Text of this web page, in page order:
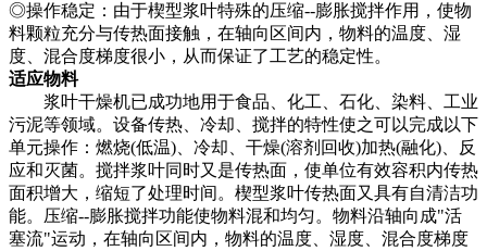
◎操作稳定：由于楔型浆叶特殊的压缩--膨胀搅拌作用，使物
料颗粒充分与传热面接触，在轴向区间内，物料的温度、湿
度、混合度梯度很小，从而保证了工艺的稳定性。
适应物料
浆叶干燥机已成功地用于食品、化工、石化、染料、工业
污泥等领域。设备传热、冷却、搅拌的特性使之可以完成以下
单元操作：燃烧(低温)、冷却、干燥(溶剂回收)加热(融化)、反
应和灭菌。搅拌浆叶同时又是传热面，使单位有效容积内传热
面积增大，缩短了处理时间。楔型浆叶传热面又具有自清洁功
能。压缩--膨胀搅拌功能使物料混和均匀。物料沿轴向成"活
塞流"运动，在轴向区间内，物料的温度、湿度、混合度梯度